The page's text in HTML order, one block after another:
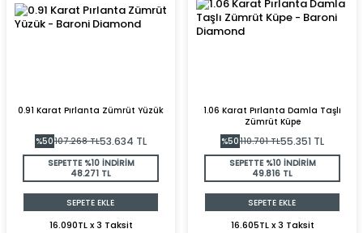
0.91 Karat Pırlanta Zümrüt Yüzük
%50107.268TL53.634 TL
SEPETTE %10 İNDİRİM
48.271 TL
SEPETE EKLE
16.090TL x 3 Taksit
1.06 Karat Pırlanta Damla Taşlı
Zümrüt Küpe
%50110.701TL55.351 TL
SEPETTE %10 İNDİRİM
49.816 TL
SEPETE EKLE
16.605TL x 3 Taksit